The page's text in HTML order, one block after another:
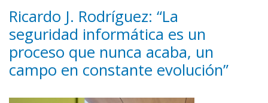
Ricardo J. Rodríguez: “La
seguridad informática es un
proceso que nunca acaba, un
campo en constante evolución”